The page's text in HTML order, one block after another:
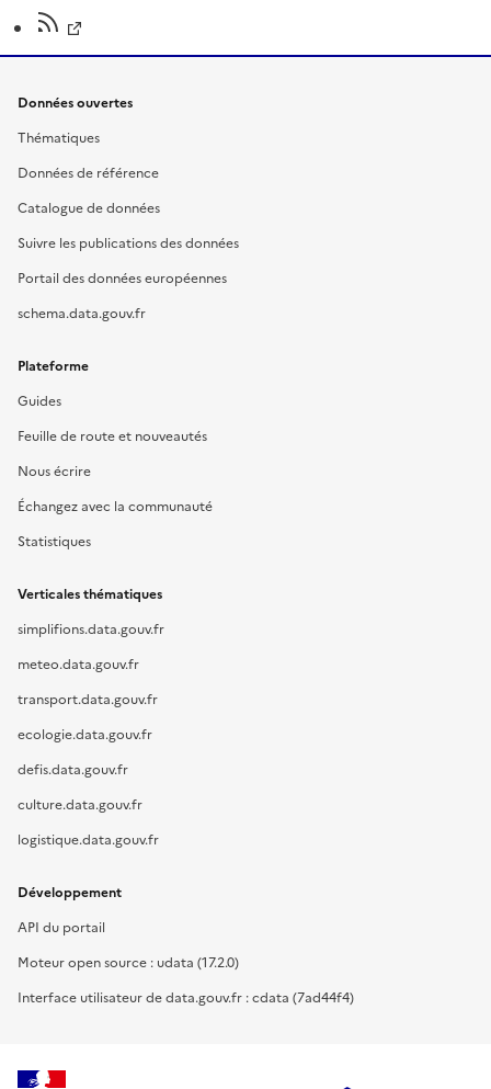
Données ouvertes
Thématiques
Données de référence
Catalogue de données
Suivre les publications des données
Portail des données européennes
schema.data.gouv.fr
Plateforme
Guides
Feuille de route et nouveautés
Nous écrire
Échangez avec la communauté
Statistiques
Verticales thématiques
simplifions.data.gouv.fr
meteo.data.gouv.fr
transport.data.gouv.fr
ecologie.data.gouv.fr
defis.data.gouv.fr
culture.data.gouv.fr
logistique.data.gouv.fr
Développement
API du portail
Moteur open source : udata (17.2.0)
Interface utilisateur de data.gouv.fr : cdata (7ad44f4)